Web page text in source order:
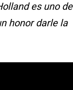
es uno de
honor darle la